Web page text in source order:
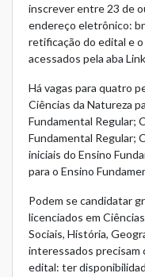
inscrever entre 23 de
endereço eletrônico:
retificação do edital e
acessados pela aba
Há vagas para quatro
Ciências da Natureza
Fundamental Regular;
Fundamental Regular;
iniciais do Ensino
para o Ensino
Podem se candidatar
licenciados em
Sociais, História,
interessados precisam
edital: ter